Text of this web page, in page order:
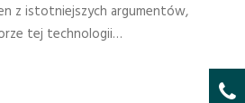
z istotniejszych argumentów,
tej technologii…